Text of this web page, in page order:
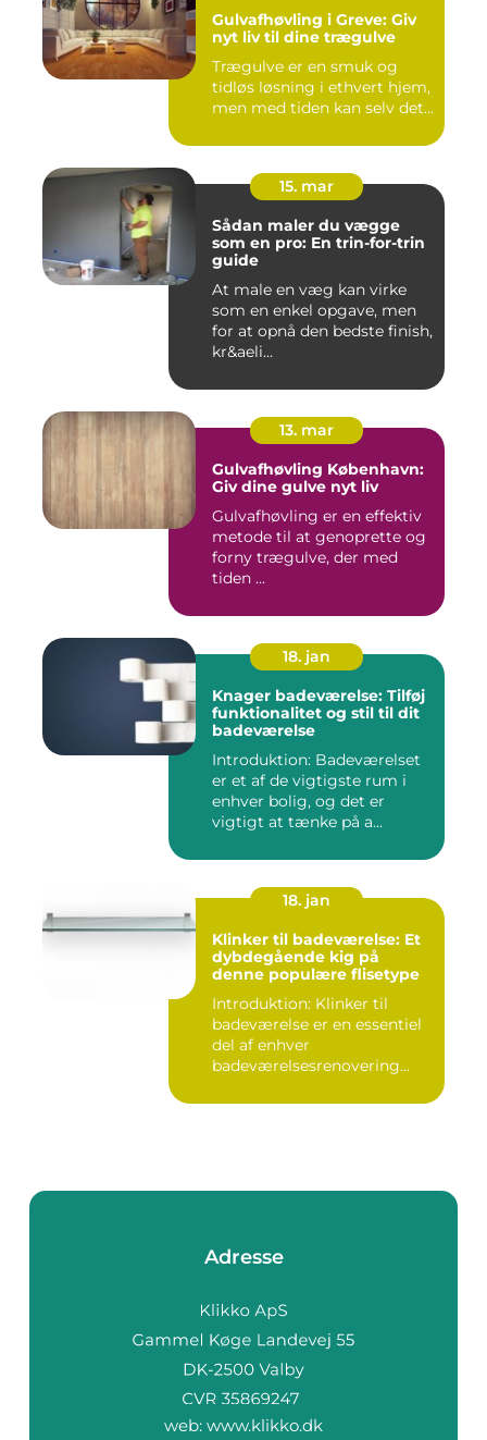
Gulvafhøvling i Greve: Giv
nyt liv til dine trægulve
Trægulve er en smuk og
tidløs løsning i ethvert hjem,
men med tiden kan selv det...
15. mar
Sådan maler du vægge
som en pro: En trin-for-trin
guide
At male en væg kan virke
som en enkel opgave, men
for at opnå den bedste finish,
kr&aeli...
13. mar
Gulvafhøvling København:
Giv dine gulve nyt liv
Gulvafhøvling er en effektiv
metode til at genoprette og
forny trægulve, der med
tiden ...
18. jan
Knager badeværelse: Tilføj
funktionalitet og stil til dit
badeværelse
Introduktion: Badeværelset
er et af de vigtigste rum i
enhver bolig, og det er
vigtigt at tænke på a...
18. jan
Klinker til badeværelse: Et
dybdegående kig på
denne populære flisetype
Introduktion: Klinker til
badeværelse er en essentiel
del af enhver
badeværelsesrenovering
Adresse
web: www.klikko.dk